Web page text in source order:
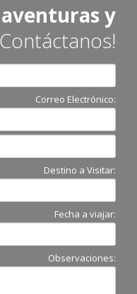
y
Contáctanos!
Correo Electrónico:
Destino a Visitar:
Fecha a viajar:
Observaciones: